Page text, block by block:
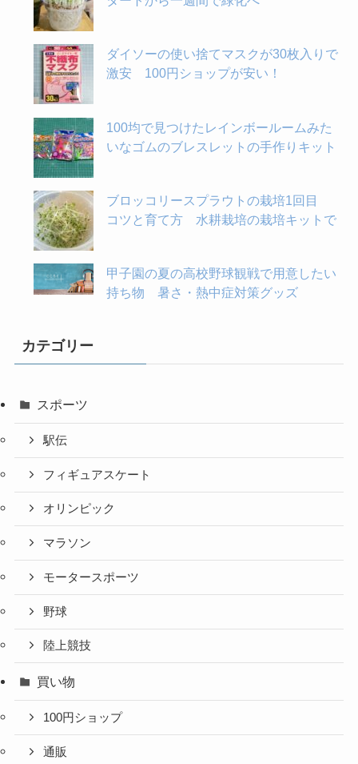
ダイソーの使い捨てマスクが30枚入りで
激安 100円ショップが安い！
100均で見つけたレインボールームみた
いなゴムのブレスレットの手作りキット
ブロッコリースプラウトの栽培1回目
コツと育て方 水耕栽培の栽培キットで
甲子園の夏の高校野球観戦で用意したい
持ち物 暑さ・熱中症対策グッズ
カテゴリー
スポーツ
駅伝
フィギュアスケート
オリンピック
マラソン
モータースポーツ
野球
陸上競技
買い物
100円ショップ
通販